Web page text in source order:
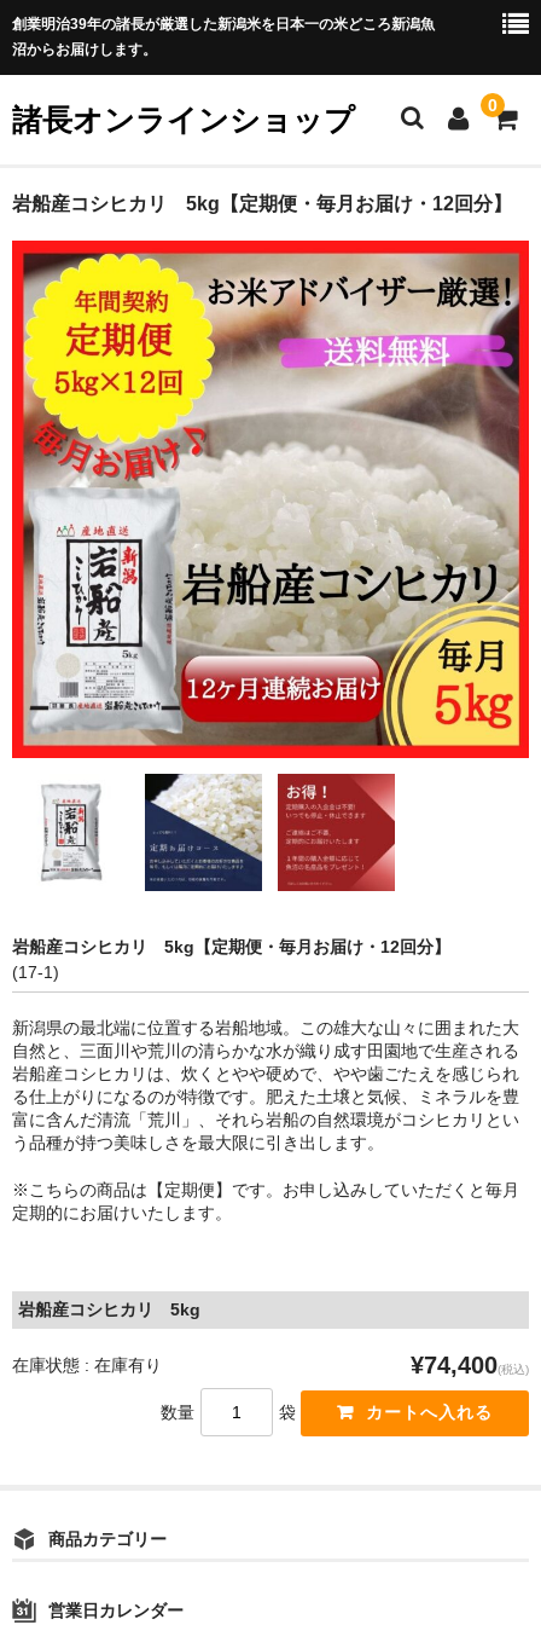
創業明治39年の諸長が厳選した新潟米を日本一の米どころ新潟魚
沼からお届けします。
諸長オンラインショップ 0
ホーム
商品カテゴリ一覧
全商品
魚沼産コシヒカリ
新潟米新之助
岩船産コシヒカリ
佐渡産コシヒカリ
新潟産コシヒカリ
新潟産こしいぶき
無洗米
もち米
おすすめ商品
その他・切り餅
ギフト商品
カート
お買い物ガイド
お問い合わせ
岩船産コシヒカリ 5kg【定期便・毎月お届け・12回分】
岩船産コシヒカリ 5kg【定期便・毎月お届け・12回分】
(17-1)
新潟県の最北端に位置する岩船地域。この雄大な山々に囲まれた大
自然と、三面川や荒川の清らかな水が織り成す田園地で生産される
岩船産コシヒカリは、炊くとやや硬めで、やや歯ごたえを感じられ
る仕上がりになるのが特徴です。肥えた土壌と気候、ミネラルを豊
富に含んだ清流「荒川」、それら岩船の自然環境がコシヒカリとい
う品種が持つ美味しさを最大限に引き出します。
※こちらの商品は【定期便】です。お申し込みしていただくと毎月
定期的にお届けいたします。
岩船産コシヒカリ 5kg
在庫状態 : 在庫有り ¥74,400(税込)
数量 袋
商品カテゴリー
営業日カレンダー